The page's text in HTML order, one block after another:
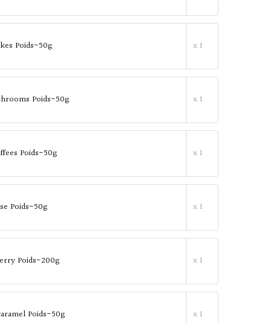
Poids-50g x 1
Poids-50g x 1
Poids-50g x 1
Poids-50g x 1
Poids-200g x 1
Poids-50g x 1